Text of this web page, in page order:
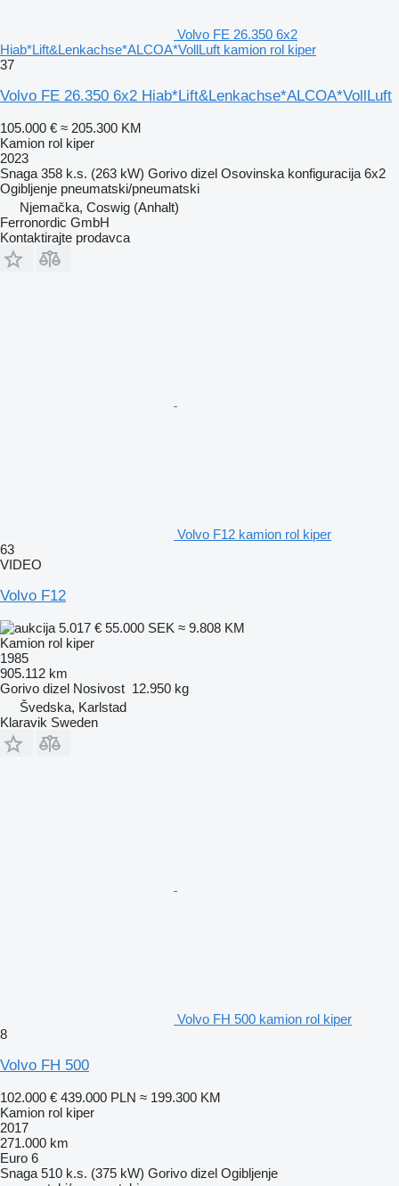
Volvo FE 26.350 6x2
Hiab*Lift&Lenkachse*ALCOA*VollLuft kamion rol kiper
37
Volvo FE 26.350 6x2 Hiab*Lift&Lenkachse*ALCOA*VollLuft
105.000 € ≈ 205.300 KM
Kamion rol kiper
2023
Snaga 358 k.s. (263 kW) Gorivo dizel Osovinska konfiguracija 6x2
Ogibljenje pneumatski/pneumatski
Njemačka, Coswig (Anhalt)
Ferronordic GmbH
Kontaktirajte prodavca
Volvo F12 kamion rol kiper
63
VIDEO
Volvo F12
5.017 € 55.000 SEK ≈ 9.808 KM
Kamion rol kiper
1985
905.112 km
Gorivo dizel Nosivost 12.950 kg
Švedska, Karlstad
Klaravik Sweden
Volvo FH 500 kamion rol kiper
8
Volvo FH 500
102.000 € 439.000 PLN ≈ 199.300 KM
Kamion rol kiper
2017
271.000 km
Euro 6
Snaga 510 k.s. (375 kW) Gorivo dizel Ogibljenje